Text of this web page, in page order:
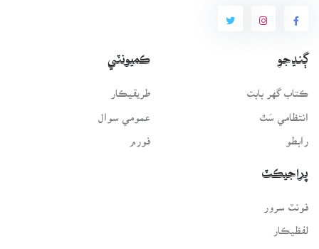
ڳنڍجو
ڪتاب گهر بابت
انتظامي سَٿ
رابطو
ڪميونٽي
طريقيڪار
عمومي سوال
فورم
پراجيڪٽ
لفظيڪار